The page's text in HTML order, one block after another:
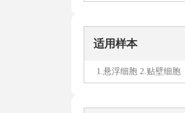
适用样本
1.悬浮细胞 2.贴壁细胞